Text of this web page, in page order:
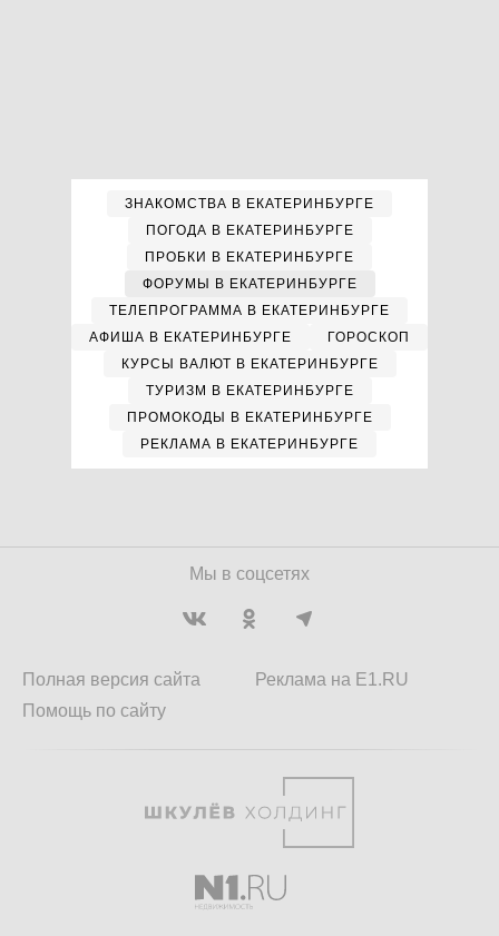
ЗНАКОМСТВА В ЕКАТЕРИНБУРГЕ
ПОГОДА В ЕКАТЕРИНБУРГЕ
ПРОБКИ В ЕКАТЕРИНБУРГЕ
ФОРУМЫ В ЕКАТЕРИНБУРГЕ
ТЕЛЕПРОГРАММА В ЕКАТЕРИНБУРГЕ
АФИША В ЕКАТЕРИНБУРГЕ
ГОРОСКОП
КУРСЫ ВАЛЮТ В ЕКАТЕРИНБУРГЕ
ТУРИЗМ В ЕКАТЕРИНБУРГЕ
ПРОМОКОДЫ В ЕКАТЕРИНБУРГЕ
РЕКЛАМА В ЕКАТЕРИНБУРГЕ
Мы в соцсетях
Полная версия сайта
Помощь по сайту
Реклама на E1.RU